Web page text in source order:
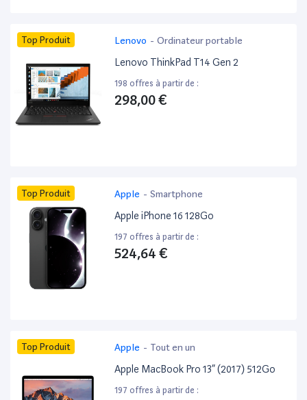
Top Produit Lenovo - Ordinateur portable
Lenovo ThinkPad T14 Gen 2
198 offres à partir de :
298,00 €
Top Produit Apple - Smartphone
Apple iPhone 16 128Go
197 offres à partir de :
524,64 €
Top Produit Apple - Tout en un
Apple MacBook Pro 13” (2017) 512Go
197 offres à partir de :